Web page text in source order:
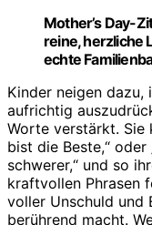
Mother’s Day-
reine, herzliche
echte
Kinder neigen dazu,
aufrichtig
Worte verstärkt. Sie
bist die Beste,“
schwerer,“ und so
kraftvollen Phrasen
voller Unschuld und
berührend macht.